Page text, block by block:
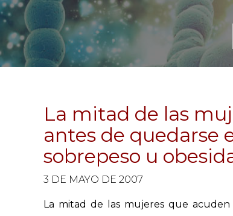
La mitad de las
antes de quedarse
sobrepeso u
3 DE MAYO DE 2007
La mitad de las mujeres que